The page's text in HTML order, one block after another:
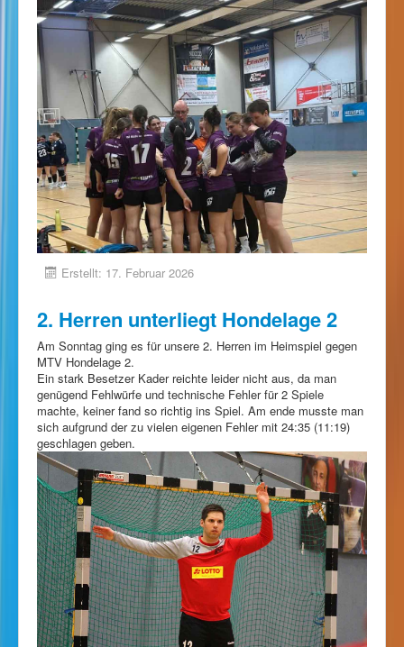
Erstellt: 17. Februar 2026
2. Herren unterliegt Hondelage 2
Am Sonntag ging es für unsere 2. Herren im Heimspiel gegen
MTV Hondelage 2.
Ein stark Besetzer Kader reichte leider nicht aus, da man
genügend Fehlwürfe und technische Fehler für 2 Spiele
machte, keiner fand so richtig ins Spiel. Am ende musste man
sich aufgrund der zu vielen eigenen Fehler mit 24:35 (11:19)
geschlagen geben.